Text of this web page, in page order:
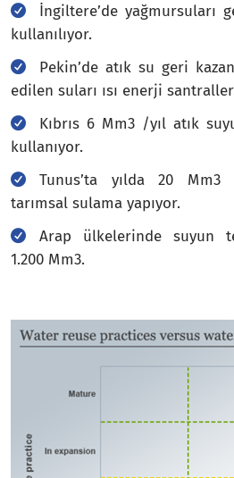
İngiltere’de yağmursuları
kullanılıyor.
Pekin’de atık su geri
edilen suları ısı enerji
Kıbrıs 6 Mm3 /yıl atık
kullanıyor.
Tunus’ta yılda 20 Mm3
tarımsal sulama yapıyor.
Arap ülkelerinde suyun
1.200 Mm3.